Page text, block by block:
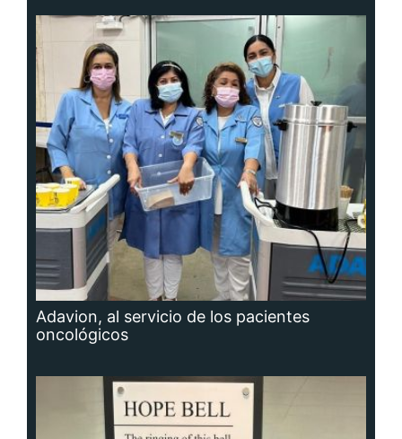
Adavion, al servicio de los pacientes
oncológicos